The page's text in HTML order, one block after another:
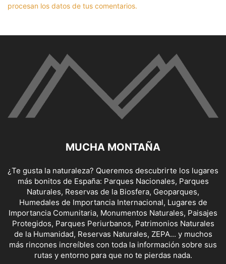
procesan los datos de tus comentarios.
MUCHA MONTAÑA
¿Te gusta la naturaleza? Queremos descubrirte los lugares
más bonitos de España: Parques Nacionales, Parques
Naturales, Reservas de la Biosfera, Geoparques,
Humedales de Importancia Internacional, Lugares de
Importancia Comunitaria, Monumentos Naturales, Paisajes
Protegidos, Parques Periurbanos, Patrimonios Naturales
de la Humanidad, Reservas Naturales, ZEPA... y muchos
más rincones increíbles con toda la información sobre sus
rutas y entorno para que no te pierdas nada.